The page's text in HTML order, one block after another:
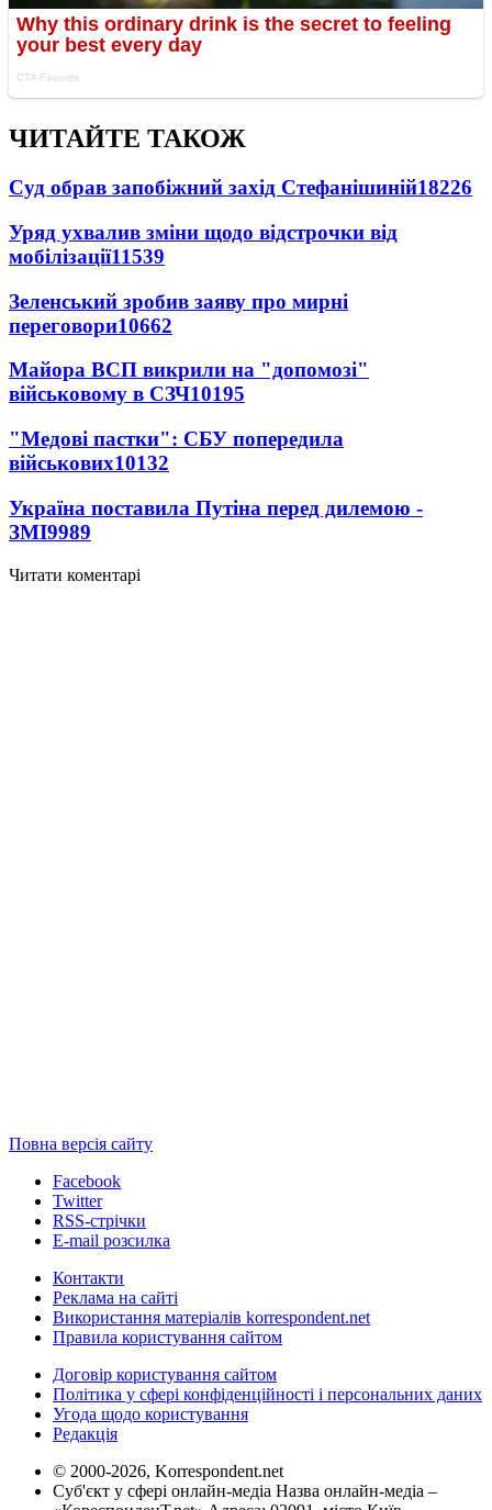
ЧИТАЙТЕ ТАКОЖ
Суд обрав запобіжний захід Стефанішиній18226
Уряд ухвалив зміни щодо відстрочки від
мобілізації11539
Зеленський зробив заяву про мирні
переговори10662
Майора ВСП викрили на "допомозі"
військовому в СЗЧ10195
"Медові пастки": СБУ попередила
військових10132
Україна поставила Путіна перед дилемою -
ЗМІ9989
Читати коментарі
Повна версія сайту
Facebook
Twitter
RSS-стрічки
E-mail розсилка
Контакти
Реклама на сайті
Використання матеріалів korrespondent.net
Правила користування сайтом
Договір користування сайтом
Політика у сфері конфіденційності і персональних даних
Угода щодо користування
Редакція
© 2000-2026, Korrespondent.net
Суб'єкт у сфері онлайн-медіа Назва онлайн-медіа –